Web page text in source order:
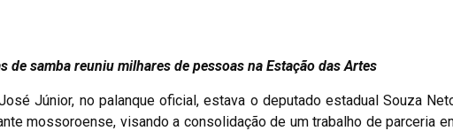
de samba reuniu milhares de pessoas na Estação das Artes
Júnior, no palanque oficial, estava o deputado estadual Souza
mossoroense, visando a consolidação de um trabalho de parceria